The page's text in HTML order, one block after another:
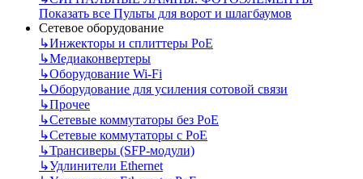
Показать все Пульты для ворот и шлагбаумов
Сетевое оборудование
↳Инжекторы и сплиттеры РоЕ
↳Медиаконвертеры
↳Оборудование Wi-Fi
↳Оборудование для усиления сотовой связи
↳Прочее
↳Сетевые коммутаторы без РоЕ
↳Сетевые коммутаторы с РоЕ
↳Трансиверы (SFP-модули)
↳Удлинители Ethernet